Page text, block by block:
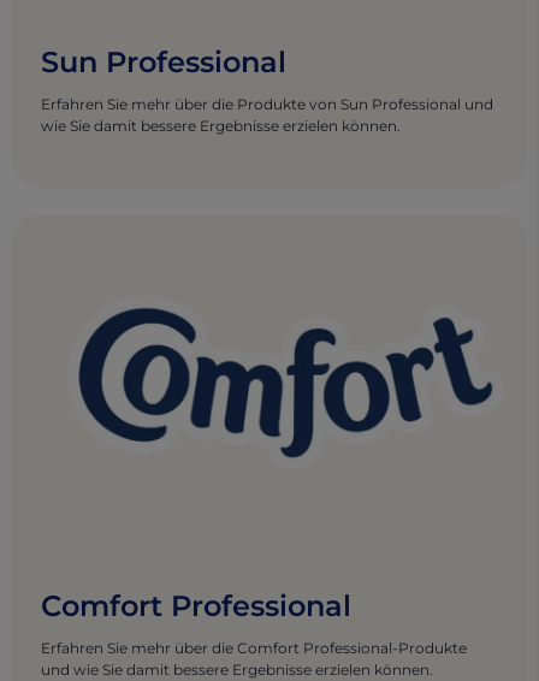
Sun Professional
Erfahren Sie mehr über die Produkte von Sun Professional und
wie Sie damit bessere Ergebnisse erzielen können.
Comfort Professional
Erfahren Sie mehr über die Comfort Professional-Produkte
und wie Sie damit bessere Ergebnisse erzielen können.